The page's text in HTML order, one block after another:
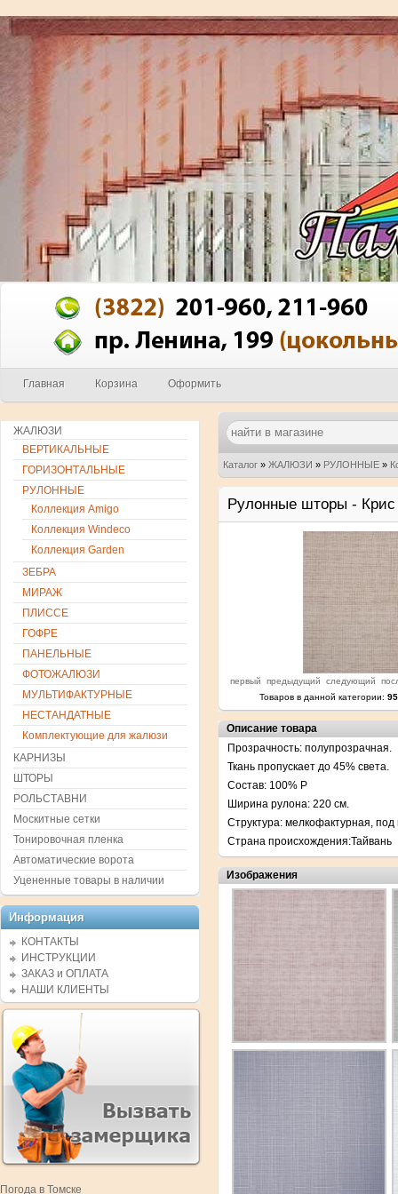
Главная Корзина Оформить
Каталог » ЖАЛЮЗИ » РУЛОННЫЕ »
Рулонные шторы - Крис
первый предыдущий следующий
Товаров в данной категории: 95
Описание товара
Прозрачность: полупрозрачная.
Ткань пропускает до 45% света.
Состав: 100% P
Ширина рулона: 220 см.
Структура: мелкофактурная,
Страна происхождения:Тайвань
Изображения
ЖАЛЮЗИ
ВЕРТИКАЛЬНЫЕ
ГОРИЗОНТАЛЬНЫЕ
РУЛОННЫЕ
Коллекция Amigo
Коллекция Windeco
Коллекция Garden
ЗЕБРА
МИРАЖ
ПЛИССЕ
ГОФРЕ
ПАНЕЛЬНЫЕ
ФОТОЖАЛЮЗИ
МУЛЬТИФАКТУРНЫЕ
НЕСТАНДАТНЫЕ
Комплектующие для жалюзи
КАРНИЗЫ
ШТОРЫ
РОЛЬСТАВНИ
Москитные сетки
Тонировочная пленка
Автоматические ворота
Уцененные товары в наличии
Информация
КОНТАКТЫ
ИНСТРУКЦИИ
ЗАКАЗ и ОПЛАТА
НАШИ КЛИЕНТЫ
Погода в Томске